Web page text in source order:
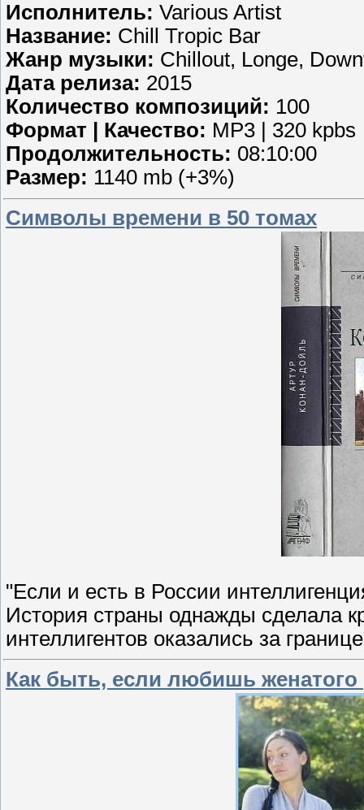
Исполнитель: Various Artist
Название: Chill Tropic Bar
Жанр музыки: Chillout, Longe,
Дата релиза: 2015
Количество композиций: 100
Формат | Качество: MP3 | 320 kpbs
Продолжительность: 08:10:00
Размер: 1140 mb (+3%)
Символы времени в 50 томах
"Если и есть в России
История страны однажды сделала
интеллигентов оказались за
Как быть, если любишь женатого